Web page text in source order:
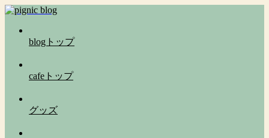
blogトップ
cafeトップ
グッズ